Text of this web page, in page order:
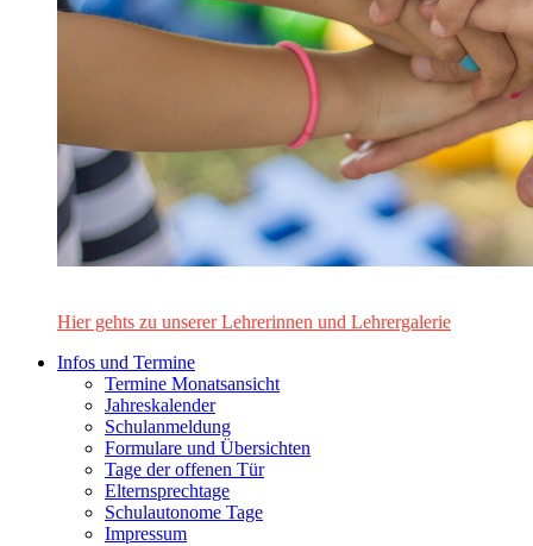
Hier gehts zu unserer Lehrerinnen und Lehrergalerie
Infos und Termine
Termine Monatsansicht
Jahreskalender
Schulanmeldung
Formulare und Übersichten
Tage der offenen Tür
Elternsprechtage
Schulautonome Tage
Impressum